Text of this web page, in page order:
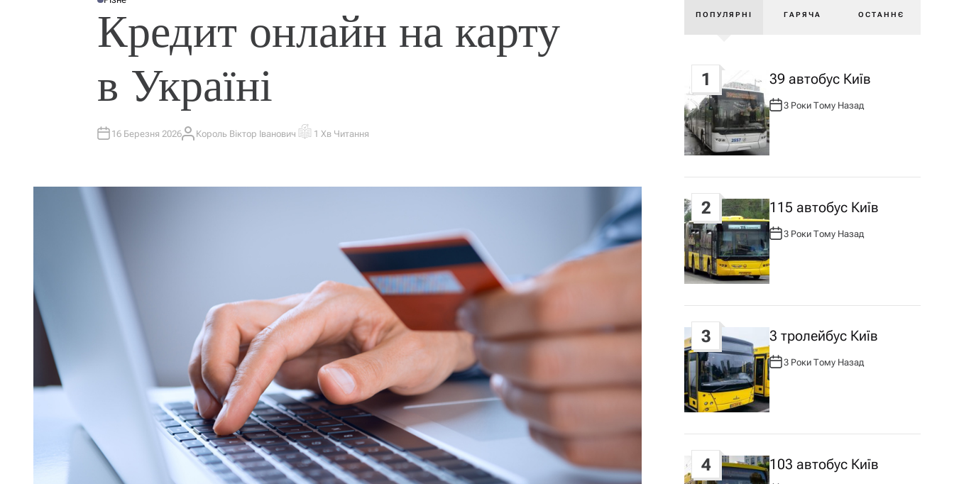
О
У
ІКредит онлайн на карту
в Україні
16 Березня 2026А
Король Віктор Іванович О
А
Н
Н
Я
1 Хв Читання
ПОПУЛЯРНІ ГАРЯЧА ОСТАННЄ
1 39 автобус Київ
А
В
Т
О
Р
:
3 Роки Тому Назад
2 115 автобус Київ
А
Т
О
Р
:
3 Роки Тому Назад
3 3 тролейбус Київ
А
В
Т
О
Р
:
3 Роки Тому Назад
4 103 автобус Київ